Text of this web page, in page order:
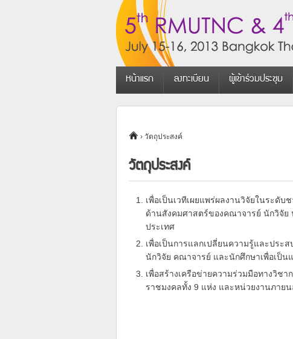
หน้าแรก ลงทะเบียน ผู้เข้าร่วมประชุม
› วัตถุประสงค์
วัตถุประสงค์
เพื่อเป็นเวทีเผยแพร่ผลงานวิจัยในระดั
ด้านสังคมศาสตร์ของคณาจารย์ นักวิจัย
ประเทศ
เพื่อเป็นการแลกเปลี่ยนความรู้และปร
นักวิจัย คณาจารย์ และนักศึกษาเพื่อเป็น
เพื่อสร้างเครือข่ายความร่วมมือทางวิช
ราชมงคลทั้ง 9 แห่ง และหน่วยงานภาย